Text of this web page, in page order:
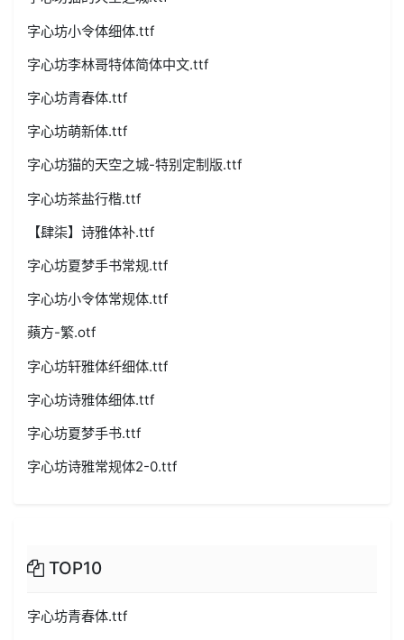
字心坊小令体细体.ttf
字心坊李林哥特体简体中文.ttf
字心坊青春体.ttf
字心坊萌新体.ttf
字心坊猫的天空之城-特别定制版.ttf
字心坊茶盐行楷.ttf
【肆柒】诗雅体补.ttf
字心坊夏梦手书常规.ttf
字心坊小令体常规体.ttf
蘋方-繁.otf
字心坊轩雅体纤细体.ttf
字心坊诗雅体细体.ttf
字心坊夏梦手书.ttf
字心坊诗雅常规体2-0.ttf
TOP10
字心坊青春体.ttf